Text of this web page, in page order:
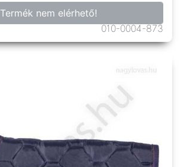
Termék nem elérhető!
010-0004-873